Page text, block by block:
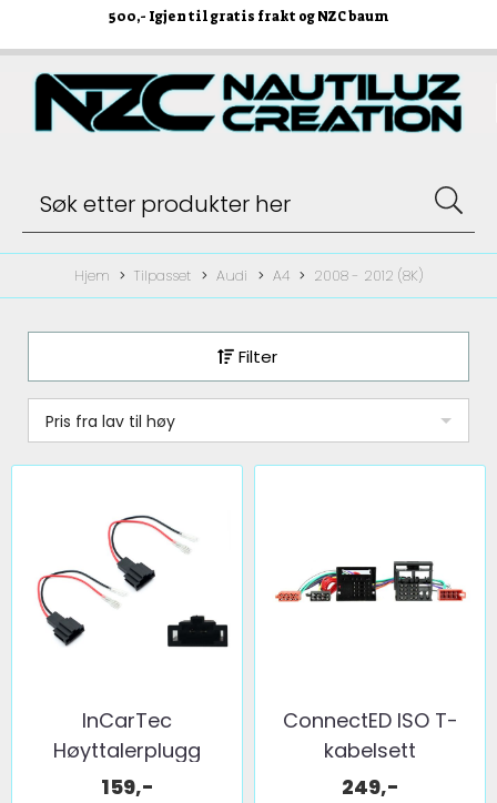
500,- Igjen til gratis frakt og NZC baum
Hjem Tilpasset Audi A4 2008 - 2012 (8K)
Filter
Pris fra lav til høy
InCarTec
Høyttalerplugg
adaptere ...
159,-
ConnectED ISO T-
kabelsett
Audi/Skoda/VW ...
249,-